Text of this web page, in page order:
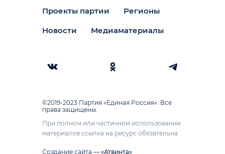
Проекты партии Регионы
Новости Медиаматериалы
©2019-2023 Партия «Единая Россия». Все
права защищены.
При полном или частичном использовании
материалов ссылка на ресурс обязательна
Создание сайта — «Атвинта»